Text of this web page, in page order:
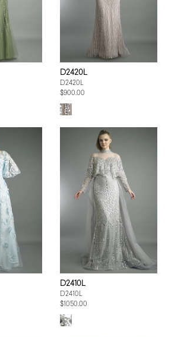
D2420L
D2420L
$900.00
D2410L
D2410L
$1050.00